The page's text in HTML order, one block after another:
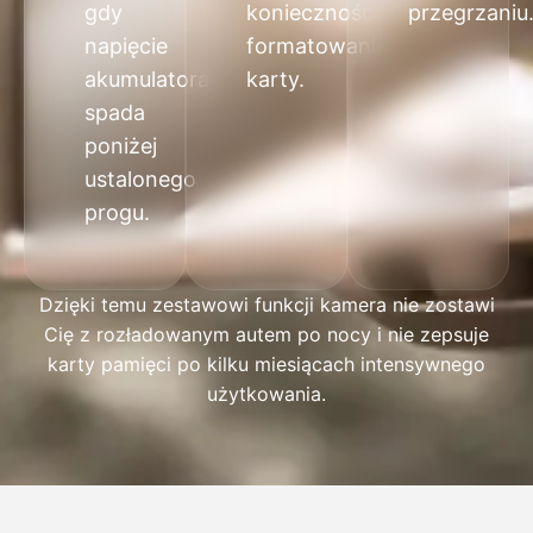
gdy
napięcie
akumulatora
spada
poniżej
ustalonego
progu.
konieczności
formatowania
karty.
przegrzaniu.
Dzięki temu zestawowi funkcji kamera nie zostawi
Cię z rozładowanym autem po nocy i nie zepsuje
karty pamięci po kilku miesiącach intensywnego
użytkowania.